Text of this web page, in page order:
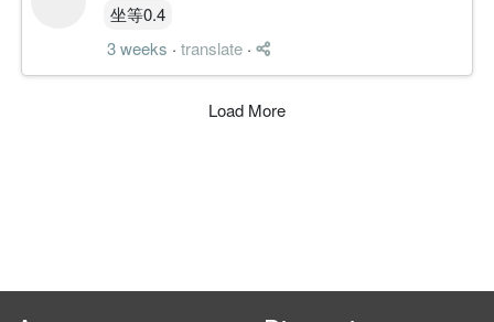
坐等0.4
3 weeks · translate ·
Load More